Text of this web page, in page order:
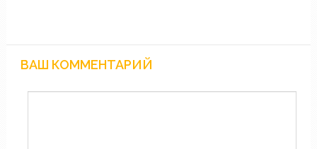
ВАШ КОММЕНТАРИЙ